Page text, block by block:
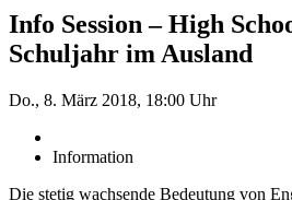
Info Session – High
Schuljahr im Ausland
Do., 8. März 2018, 18:00 Uhr
Information
Die stetig wachsende Bedeutung von